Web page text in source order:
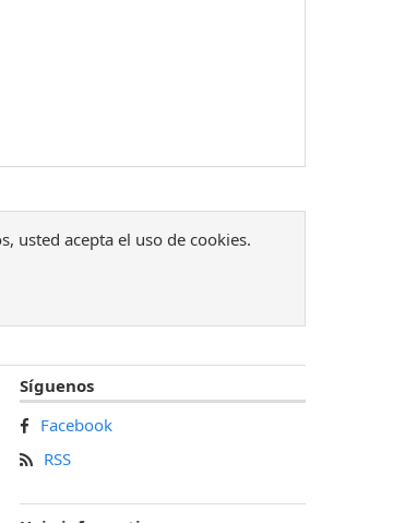
usted acepta el uso de cookies.
Síguenos
Facebook
RSS